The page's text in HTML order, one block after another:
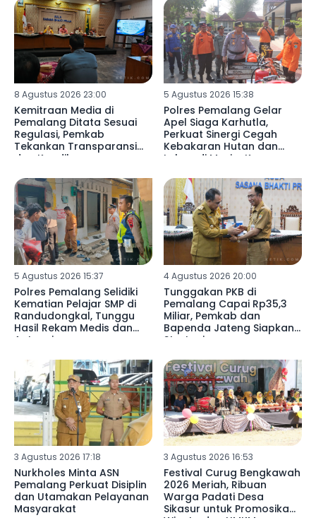
8 Agustus 2026 23:00
Kemitraan Media di
Pemalang Ditata Sesuai
Regulasi, Pemkab
Tekankan Transparansi
dan Keadilan
5 Agustus 2026 15:38
Polres Pemalang Gelar
Apel Siaga Karhutla,
Perkuat Sinergi Cegah
Kebakaran Hutan dan
Lahan di Musim Kemarau
5 Agustus 2026 15:37
Polres Pemalang Selidiki
Kematian Pelajar SMP di
Randudongkal, Tunggu
Hasil Rekam Medis dan
Autopsi
4 Agustus 2026 20:00
Tunggakan PKB di
Pemalang Capai Rp35,3
Miliar, Pemkab dan
Bapenda Jateng Siapkan
Strategi
3 Agustus 2026 17:18
Nurkholes Minta ASN
Pemalang Perkuat Disiplin
dan Utamakan Pelayanan
Masyarakat
3 Agustus 2026 16:53
Festival Curug Bengkawah
2026 Meriah, Ribuan
Warga Padati Desa
Sikasur untuk Promosikan
Wisata dan UMKM